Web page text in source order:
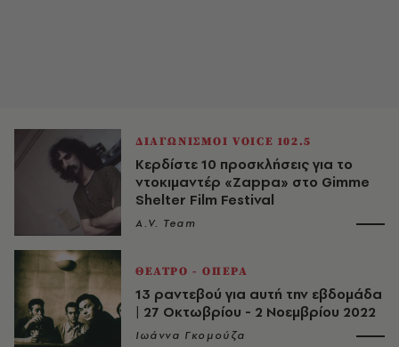
ΔΙΑΓΩΝΙΣΜΟΙ VOICE 102.5
Κερδίστε 10 προσκλήσεις για το
ντοκιμαντέρ «Zappa» στο Gimme
Shelter Film Festival
A.V. Team
ΘΕΑΤΡΟ - ΟΠΕΡΑ
13 ραντεβού για αυτή την εβδομάδα
| 27 Οκτωβρίου - 2 Νοεμβρίου 2022
Ιωάννα Γκομούζα